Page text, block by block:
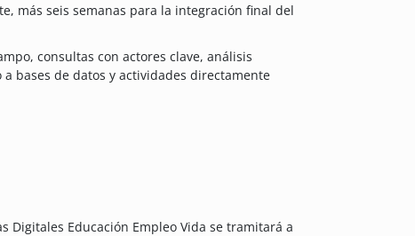
más seis semanas para la integración final del
consultas con actores clave, análisis
bases de datos y actividades directamente
Digitales Educación Empleo Vida se tramitará a